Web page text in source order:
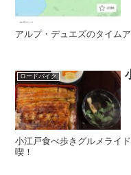
アルプ・デュエズのタイム
ロードバイク
小江戸食べ歩きグルメライ
喫！